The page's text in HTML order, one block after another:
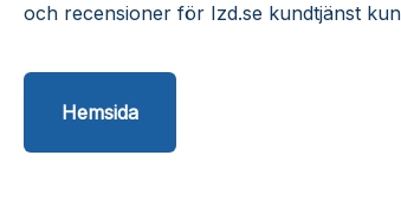
och recensioner för Izd.se kundtjänst
Hemsida